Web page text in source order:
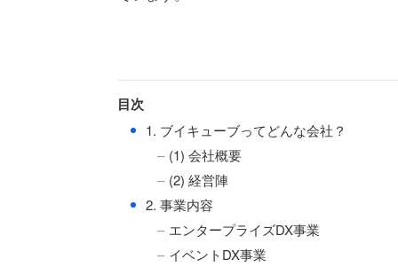
目次
● 1. ブイキューブってどんな会社？
(1) 会社概要
(2) 経営陣
● 2. 事業内容
エンタープライズDX事業
イベントDX事業